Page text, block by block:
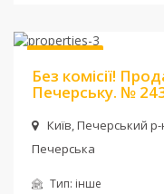
Без комісії!
Печерську. №
Київ, Печерський
Печерська
Тип: інше